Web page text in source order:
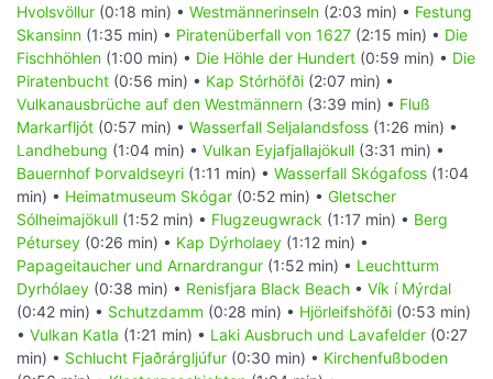
Hvolsvöllur (0:18 min) • Westmännerinseln (2:03 min) • Festung
Skansinn (1:35 min) • Piratenüberfall von 1627 (2:15 min) • Die
Fischhöhlen (1:00 min) • Die Höhle der Hundert (0:59 min) • Die
Piratenbucht (0:56 min) • Kap Stórhöfði (2:07 min) •
Vulkanausbrüche auf den Westmännern (3:39 min) • Fluß
Markarfljót (0:57 min) • Wasserfall Seljalandsfoss (1:26 min) •
Landhebung (1:04 min) • Vulkan Eyjafjallajökull (3:31 min) •
Bauernhof Þorvaldseyri (1:11 min) • Wasserfall Skógafoss (1:04
min) • Heimatmuseum Skógar (0:52 min) • Gletscher
Sólheimajökull (1:52 min) • Flugzeugwrack (1:17 min) • Berg
Pétursey (0:26 min) • Kap Dýrholaey (1:12 min) •
Papageitaucher und Arnardrangur (1:52 min) • Leuchtturm
Dyrhólaey (0:38 min) • Renisfjara Black Beach • Vík í Mýrdal
(0:42 min) • Schutzdamm (0:28 min) • Hjörleifshöfði (0:53 min)
• Vulkan Katla (1:21 min) • Laki Ausbruch und Lavafelder (0:27
min) • Schlucht Fjaðrárgljúfur (0:30 min) • Kirchenfußboden